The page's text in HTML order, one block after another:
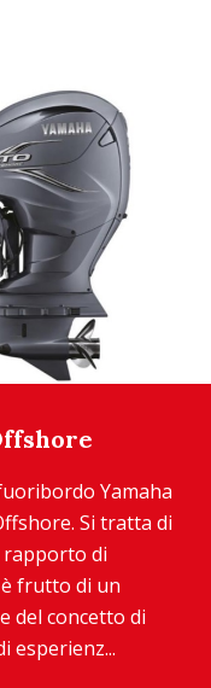
Yamaha
Si tratta di
rapporto di
frutto di un
del concetto di
esperienz...